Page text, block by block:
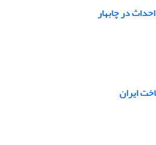
در چابهار
ایران